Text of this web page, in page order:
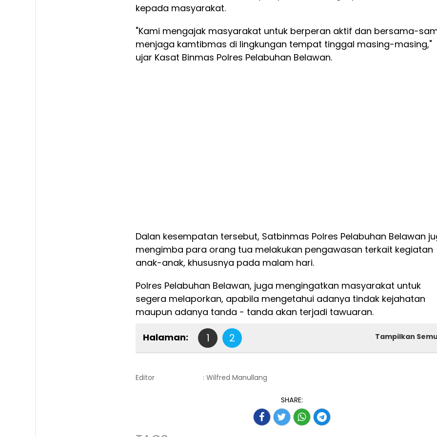
kepada masyarakat.
"Kami mengajak masyarakat untuk berperan aktif dan bersama-
menjaga kamtibmas di lingkungan tempat tinggal masing-masing,"
ujar Kasat Binmas Polres Pelabuhan Belawan.
Dalan kesempatan tersebut, Satbinmas Polres Pelabuhan Belawan
mengimba para orang tua melakukan pengawasan terkait kegiatan
anak-anak, khususnya pada malam hari.
Polres Pelabuhan Belawan, juga mengingatkan masyarakat untuk
segera melaporkan, apabila mengetahui adanya tindak kejahatan
maupun adanya tanda - tanda akan terjadi tawuaran.
Halaman: 1 2 Tampilkan
Editor : Wilfred Manullang
SHARE: